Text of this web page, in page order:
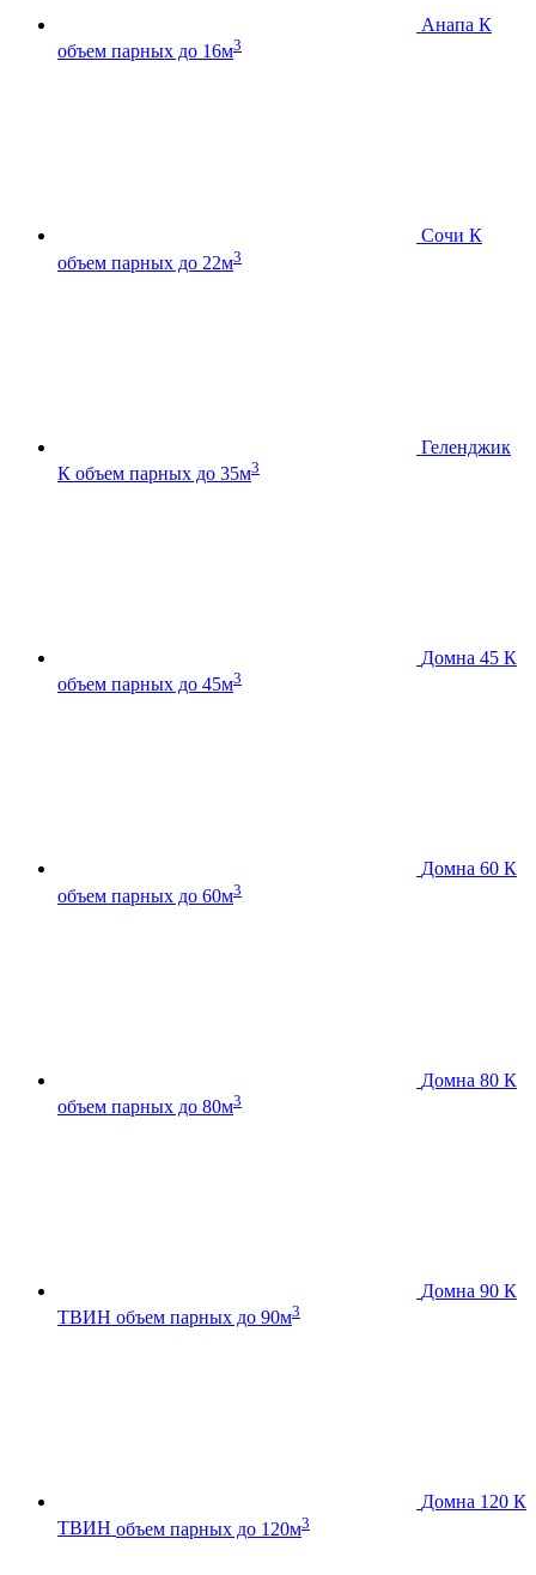
Анапа К
объем парных до 16м3
Сочи К
объем парных до 22м3
Геленджик
К объем парных до 35м3
Домна 45 К
объем парных до 45м3
Домна 60 К
объем парных до 60м3
Домна 80 К
объем парных до 80м3
Домна 90 К
ТВИН объем парных до 90м3
Домна 120 К
ТВИН объем парных до 120м3